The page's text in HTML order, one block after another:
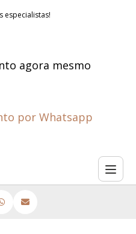
especialistas!
agora mesmo
por Whatsapp